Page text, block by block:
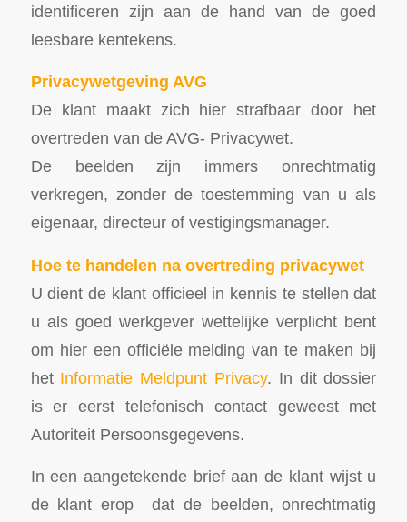
identificeren zijn aan de hand van de goed
leesbare kentekens.
Privacywetgeving AVG
De klant maakt zich hier strafbaar door het
overtreden van de AVG- Privacywet.
De beelden zijn immers onrechtmatig
verkregen, zonder de toestemming van u als
eigenaar, directeur of vestigingsmanager.
Hoe te handelen na overtreding privacywet
U dient de klant officieel in kennis te stellen dat
u als goed werkgever wettelijke verplicht bent
om hier een officiële melding van te maken bij
het Informatie Meldpunt Privacy. In dit dossier
is er eerst telefonisch contact geweest met
Autoriteit Persoonsgegevens.
In een aangetekende brief aan de klant wijst u
de klant erop dat de beelden, onrechtmatig